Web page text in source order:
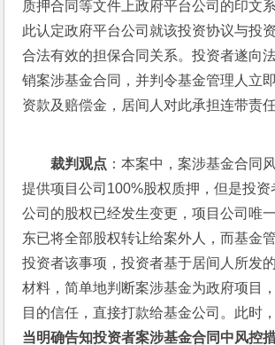
质押合同等文件上政府平台公司的印文
此认定政府平台公司就该投资协议与投
合法有效的担保合同关系。投资者遂向
销案涉基金合同，并判令基金管理人立
资款及赔偿金，居间人对此承担连带责任
裁判观点 ：本案中，案涉基金合同
提供项目公司100%股权质押，但是投资
公司的股权已经发生变更，项目公司唯
东已将全部股权转让给案外人，而基金
投资者该事项，投资者基于居间人所发
材料，简单地判断案涉基金为政府项目
目的信任，直接打款给基金公司。此时
当明确告知投资者案涉基金合同中风控